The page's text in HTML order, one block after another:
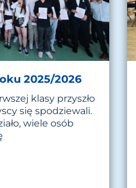
2025/2026
klasy przyszło
się spodziewali.
wiele osób